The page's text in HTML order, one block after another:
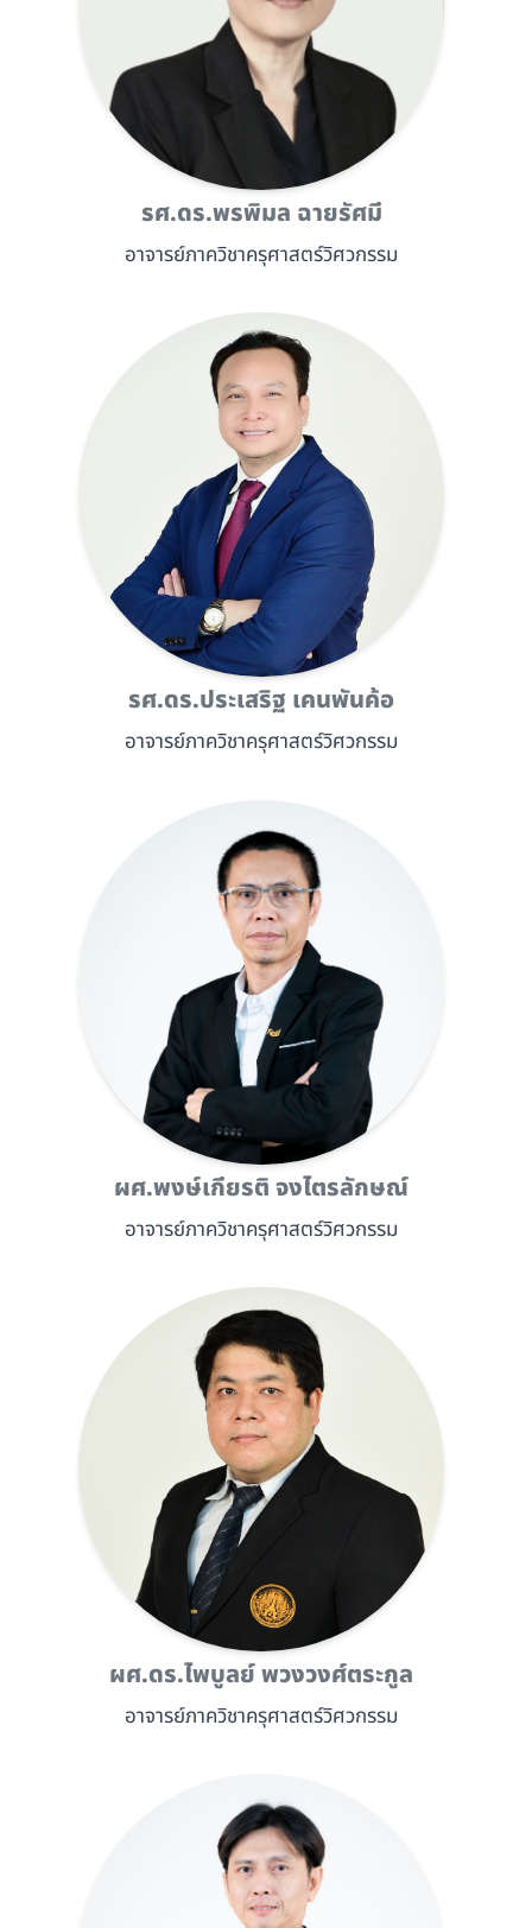
รศ.ดร.พรพิมล ฉายรัศมี
อาจารย์ภาควิชาครุศาสตร์วิศวกรรม
รศ.ดร.ประเสริฐ เคนพันค้อ
อาจารย์ภาควิชาครุศาสตร์วิศวกรรม
ผศ.พงษ์เกียรติ จงไตรลักษณ์
อาจารย์ภาควิชาครุศาสตร์วิศวกรรม
ผศ.ดร.ไพบูลย์ พวงวงศ์ตระกูล
อาจารย์ภาควิชาครุศาสตร์วิศวกรรม